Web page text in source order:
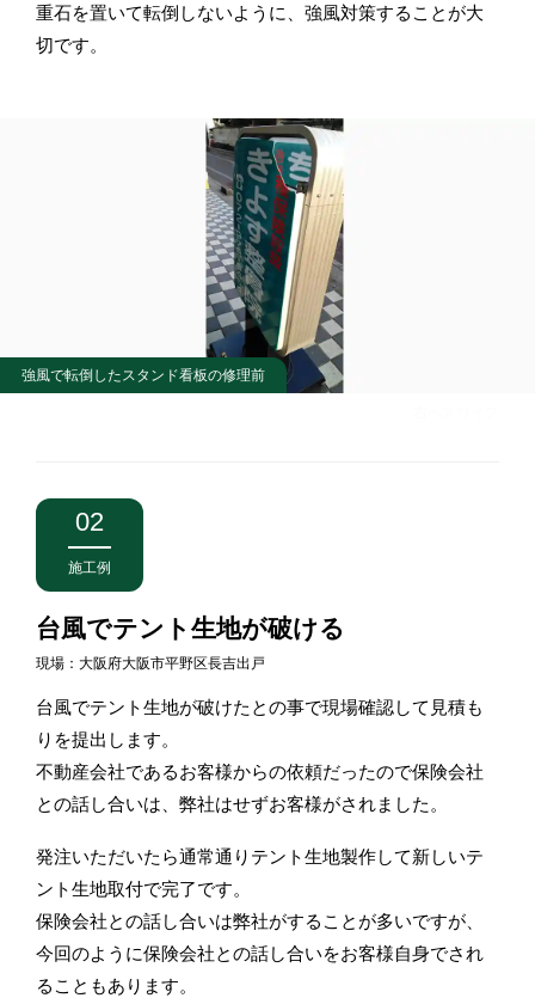
重石を置いて転倒しないように、強風対策することが大
切です。
強風で転倒したスタンド看板の修理前
02
施工例
台風でテント生地が破ける
現場：大阪府大阪市平野区長吉出戸
台風でテント生地が破けたとの事で現場確認して見積も
りを提出します。
不動産会社であるお客様からの依頼だったので保険会社
との話し合いは、弊社はせずお客様がされました。
発注いただいたら通常通りテント生地製作して新しいテ
ント生地取付で完了です。
保険会社との話し合いは弊社がすることが多いですが、
今回のように保険会社との話し合いをお客様自身でされ
ることもあります。